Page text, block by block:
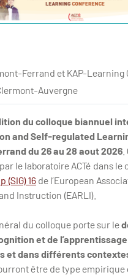
Ferrand et KAP-Learning
Auvergne
du colloque biannuel
and Self-regulated
du 26 au 28 aout 2026
le laboratoire ACTé dans le
(SIG) 16 de l’European
Instruction (EARLI).
du colloque porte sur le
et de
et dans différents
être de type empirique